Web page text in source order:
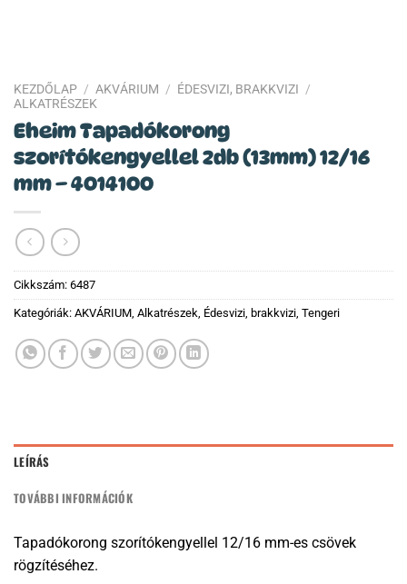
KEZDŐLAP / AKVÁRIUM / ÉDESVIZI, BRAKKVIZI /
ALKATRÉSZEK
Eheim Tapadókorong
szorítókengyellel 2db (13mm) 12/16
mm – 4014100
Cikkszám: 6487
Kategóriák: AKVÁRIUM, Alkatrészek, Édesvizi, brakkvizi, Tengeri
LEÍRÁS
TOVÁBBI INFORMÁCIÓK
Tapadókorong szorítókengyellel 12/16 mm-es csövek
rögzítéséhez.